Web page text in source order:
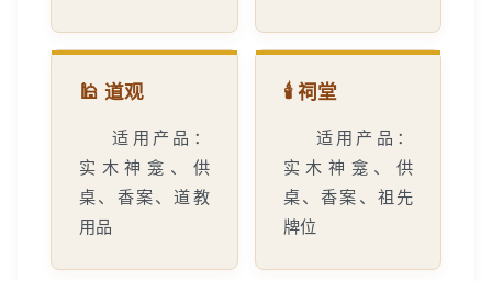
🕌 道观
适用产品：
实木神龛、供
桌、香案、道教
用品
🕯️ 祠堂
适用产品：
实木神龛、供
桌、香案、祖先
牌位